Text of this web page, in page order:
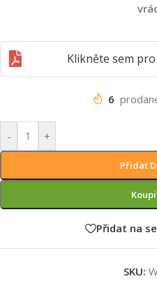
Klikněte sem
6
- +
Přidat
Přidat na
SKU: